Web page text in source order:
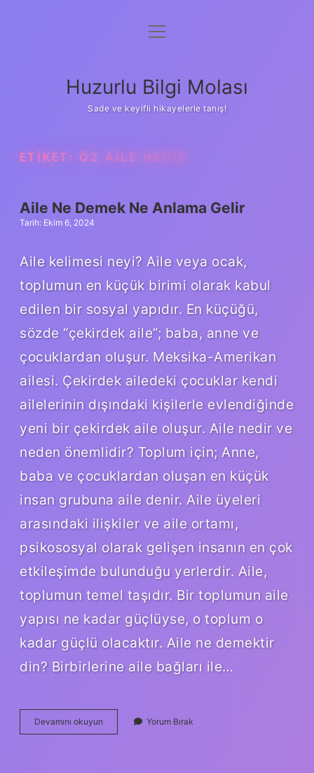
Anasayfa
Yasal Uyarı
menüyü
Huzurlu Bilgi Molası
Sade ve keyifli hikayelerle tanış!
ETIKET: ÖZ AILE NEDIR
Aile Ne Demek Ne Anlama Gelir
Tarih: Ekim 6, 2024
Aile kelimesi neyi? Aile veya ocak,
toplumun en küçük birimi olarak kabul
edilen bir sosyal yapıdır. En küçüğü,
sözde “çekirdek aile”; baba, anne ve
çocuklardan oluşur. Meksika-Amerikan
ailesi. Çekirdek ailedeki çocuklar kendi
ailelerinin dışındaki kişilerle evlendiğinde
yeni bir çekirdek aile oluşur. Aile nedir ve
neden önemlidir? Toplum için; Anne,
baba ve çocuklardan oluşan en küçük
insan grubuna aile denir. Aile üyeleri
arasındaki ilişkiler ve aile ortamı,
psikososyal olarak gelişen insanın en çok
etkileşimde bulunduğu yerlerdir. Aile,
toplumun temel taşıdır. Bir toplumun aile
yapısı ne kadar güçlüyse, o toplum o
kadar güçlü olacaktır. Aile ne demektir
din? Birbirlerine aile bağları ile…
Devamını okuyun
Ne
Yorum Bırak